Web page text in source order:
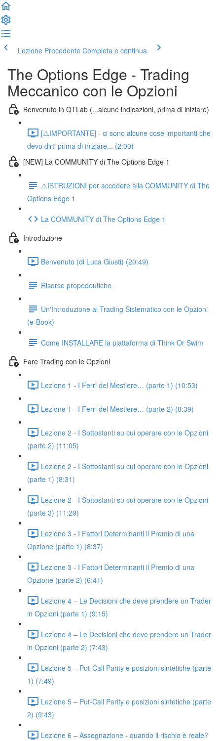
Lezione Precedente Completa e continua
The Options Edge - Trading
Meccanico con le Opzioni
Benvenuto in QTLab (...alcune indicazioni, prima di iniziare)
[⚠️IMPORTANTE] - ci sono alcune cose importanti che
devo dirti prima di iniziare... (2:00)
[NEW] La COMMUNITY di The Options Edge 1
⚠️ISTRUZIONI per accedere alla COMMUNITY di The
Options Edge 1
La COMMUNITY di The Options Edge 1
Introduzione
Benvenuto (di Luca Giusti) (20:49)
Risorse propedeutiche
Un'Introduzione al Trading Sistematico con le Opzioni
(e-Book)
Come INSTALLARE la piattaforma di Think Or Swim
Fare Trading con le Opzioni
Lezione 1 - I Ferri del Mestiere… (parte 1) (10:53)
Lezione 1 - I Ferri del Mestiere… (parte 2) (8:39)
Lezione 2 - I Sottostanti su cui operare con le Opzioni
(parte 2) (11:05)
Lezione 2 - I Sottostanti su cui operare con le Opzioni
(parte 1) (8:31)
Lezione 2 - I Sottostanti su cui operare con le Opzioni
(parte 3) (11:29)
Lezione 3 - I Fattori Determinanti il Premio di una
Opzione (parte 1) (8:37)
Lezione 3 - I Fattori Determinanti il Premio di una
Opzione (parte 2) (6:41)
Lezione 4 – Le Decisioni che deve prendere un Trader
in Opzioni (parte 1) (9:15)
Lezione 4 – Le Decisioni che deve prendere un Trader
in Opzioni (parte 2) (7:43)
Lezione 5 – Put-Call Parity e posizioni sintetiche (parte
1) (7:49)
Lezione 5 – Put-Call Parity e posizioni sintetiche (parte
2) (9:43)
Lezione 6 – Assegnazione - quando il rischio è reale?